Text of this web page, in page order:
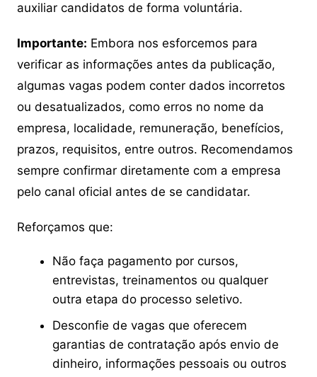
auxiliar candidatos de forma voluntária.
Importante: Embora nos esforcemos para
verificar as informações antes da publicação,
algumas vagas podem conter dados incorretos
ou desatualizados, como erros no nome da
empresa, localidade, remuneração, benefícios,
prazos, requisitos, entre outros. Recomendamos
sempre confirmar diretamente com a empresa
pelo canal oficial antes de se candidatar.
Reforçamos que:
Não faça pagamento por cursos,
entrevistas, treinamentos ou qualquer
outra etapa do processo seletivo.
Desconfie de vagas que oferecem
garantias de contratação após envio de
dinheiro, informações pessoais ou outros